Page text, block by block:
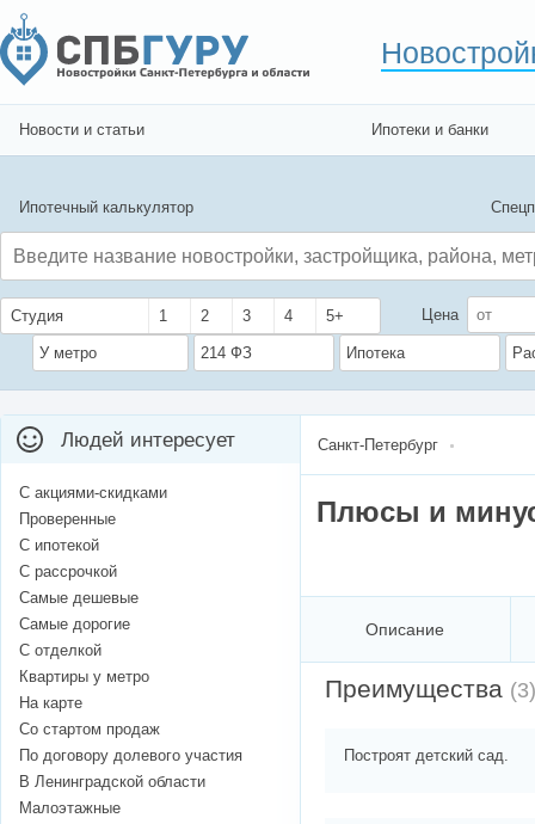
Новости и статьи Ипотеки и банки
Ипотечный калькулятор
Студия 1 2 3 4 5+ Цена
У метро 214 ФЗ Ипотека
Санкт-Петербург
Плюсы и
Описание
Преимущества (3)
Построят детский сад.
Людей интересует
С акциями-скидками
Проверенные
С ипотекой
С рассрочкой
Самые дешевые
Самые дорогие
С отделкой
Квартиры у метро
На карте
Со стартом продаж
По договору долевого участия
В Ленинградской области
Малоэтажные